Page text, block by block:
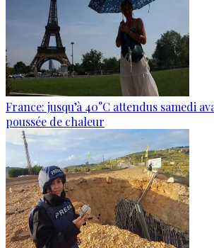
France: jusqu’à 40°C attendus samedi
poussée de chaleur